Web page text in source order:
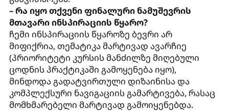
– რა იყო თქვენი ფინალური ნამუშევრის
მთავარი ინსპირაციის წყარო?
ჩემი ინსპირაციის წყაროზე ბევრი არ
მიფიქრია, თემატიკა მარტივად ავარჩიე
(პრიორიტეტი კურსის მანძილზე მიღებული
ცოდნის პრაქტიკაში გამოყენება იყო),
მინდოდა გადატვირთული დიზაინისა და
კომპლექსური ნავიგაციის გამარტივება, რასაც
მომხმარებელი მარტივად გამოიყენებდა.